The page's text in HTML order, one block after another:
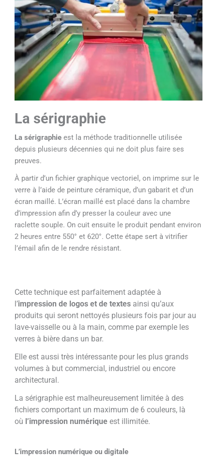
La sérigraphie
La sérigraphie est la méthode traditionnelle utilisée
depuis plusieurs décennies qui ne doit plus faire ses
preuves.
À partir d’un fichier graphique vectoriel, on imprime sur le
verre à l’aide de peinture céramique, d’un gabarit et d’un
écran maillé. L’écran maillé est placé dans la chambre
d’impression afin d’y presser la couleur avec une
raclette souple. On cuit ensuite le produit pendant environ
2 heures entre 550° et 620°. Cette étape sert à vitrifier
l’émail afin de le rendre résistant.
Cette technique est parfaitement adaptée à
l’impression de logos et de textes ainsi qu’aux
produits qui seront nettoyés plusieurs fois par jour au
lave-vaisselle ou à la main, comme par exemple les
verres à bière dans un bar.
Elle est aussi très intéressante pour les plus grands
volumes à but commercial, industriel ou encore
architectural.
La sérigraphie est malheureusement limitée à des
fichiers comportant un maximum de 6 couleurs, là
où l’impression numérique est illimitée.
L’impression numérique ou digitale